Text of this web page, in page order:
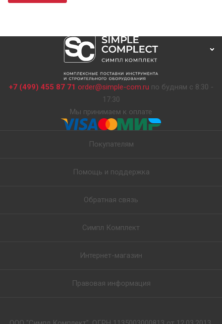
+7 (499) 455 87 71 order@simple-com.ru по будням с 8:30 -
17:30
Мы принимаем к оплате
Покупателям
Помощь и поддержка
Обратная связь
Симпл Комплект
Интернет-магазин
Правовая информация